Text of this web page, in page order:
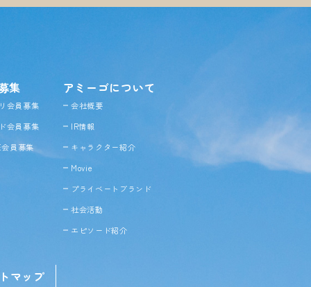
集
会員募集
会員募集
員募集
アミーゴについて
会社概要
IR情報
キャラクター紹介
Movie
プライベートブランド
社会活動
エピソード紹介
マップ